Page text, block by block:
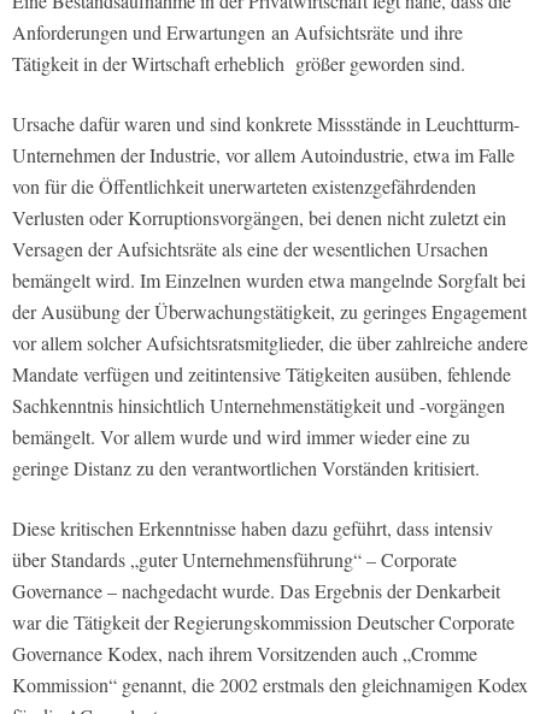
Anforderungen und Erwartungen an Aufsichtsräte und ihre
Tätigkeit in der Wirtschaft erheblich größer geworden sind.
Ursache dafür waren und sind konkrete Missstände in Leuchtturm-
Unternehmen der Industrie, vor allem Autoindustrie, etwa im Falle
von für die Öffentlichkeit unerwarteten existenzgefährdenden
Verlusten oder Korruptionsvorgängen, bei denen nicht zuletzt ein
Versagen der Aufsichtsräte als eine der wesentlichen Ursachen
bemängelt wird. Im Einzelnen wurden etwa mangelnde Sorgfalt bei
der Ausübung der Überwachungstätigkeit, zu geringes Engagement
vor allem solcher Aufsichtsratsmitglieder, die über zahlreiche andere
Mandate verfügen und zeitintensive Tätigkeiten ausüben, fehlende
Sachkenntnis hinsichtlich Unternehmenstätigkeit und -vorgängen
bemängelt. Vor allem wurde und wird immer wieder eine zu
geringe Distanz zu den verantwortlichen Vorständen kritisiert.
Diese kritischen Erkenntnisse haben dazu geführt, dass intensiv
über Standards „guter Unternehmensführung“ – Corporate
Governance – nachgedacht wurde. Das Ergebnis der Denkarbeit
war die Tätigkeit der Regierungskommission Deutscher Corporate
Governance Kodex, nach ihrem Vorsitzenden auch „Cromme
Kommission“ genannt, die 2002 erstmals den gleichnamigen Kodex